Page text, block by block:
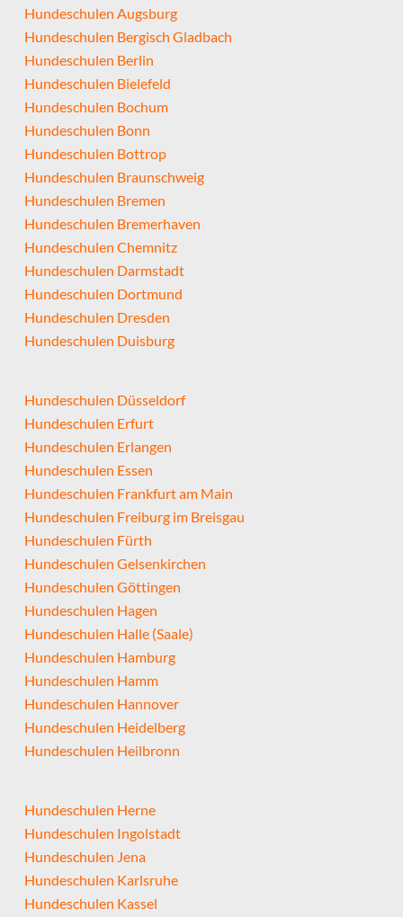
Hundeschulen Augsburg
Hundeschulen Bergisch Gladbach
Hundeschulen Berlin
Hundeschulen Bielefeld
Hundeschulen Bochum
Hundeschulen Bonn
Hundeschulen Bottrop
Hundeschulen Braunschweig
Hundeschulen Bremen
Hundeschulen Bremerhaven
Hundeschulen Chemnitz
Hundeschulen Darmstadt
Hundeschulen Dortmund
Hundeschulen Dresden
Hundeschulen Duisburg
Hundeschulen Düsseldorf
Hundeschulen Erfurt
Hundeschulen Erlangen
Hundeschulen Essen
Hundeschulen Frankfurt am Main
Hundeschulen Freiburg im Breisgau
Hundeschulen Fürth
Hundeschulen Gelsenkirchen
Hundeschulen Göttingen
Hundeschulen Hagen
Hundeschulen Halle (Saale)
Hundeschulen Hamburg
Hundeschulen Hamm
Hundeschulen Hannover
Hundeschulen Heidelberg
Hundeschulen Heilbronn
Hundeschulen Herne
Hundeschulen Ingolstadt
Hundeschulen Jena
Hundeschulen Karlsruhe
Hundeschulen Kassel